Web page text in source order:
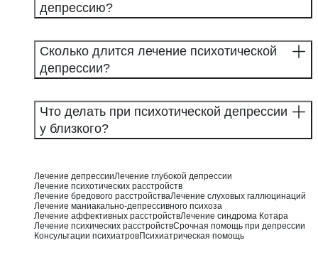
депрессию?
Сколько длится лечение психотической
депрессии?
Что делать при психотической депрессии
у близкого?
Лечение депрессииЛечение глубокой депрессии
Лечение психотических расстройств
Лечение бредового расстройстваЛечение слуховых галлюцинаций
Лечение маниакально-депрессивного психоза
Лечение аффективных расстройствЛечение синдрома Котара
Лечение психических расстройствСрочная помощь при депрессии
Консультации психиатровПсихиатрическая помощь